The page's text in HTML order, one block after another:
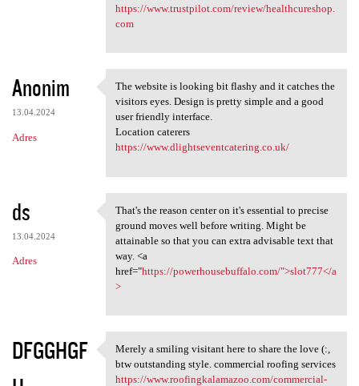
https://www.trustpilot.com/review/healthcureshop.
com
Anonim
13.04.2024
Adres
The website is looking bit
The website is looking bit flashy and it catches the
visitors eyes. Design is pretty simple and a good
user friendly interface.
Location caterers
https://www.dlightseventcatering.co.uk/
ds
13.04.2024
Adres
That's the reason center on
That's the reason center on it's essential to precise
ground moves well before writing. Might be
attainable so that you can extra advisable text that
way. <a
href="https://powerhousebuffalo.com/">slot777</a
>
DFGGHGF
Merely a smiling visitant
Merely a smiling visitant here to share the love (:,
btw outstanding style. commercial roofing services
https://www.roofingkalamazoo.com/commercial-